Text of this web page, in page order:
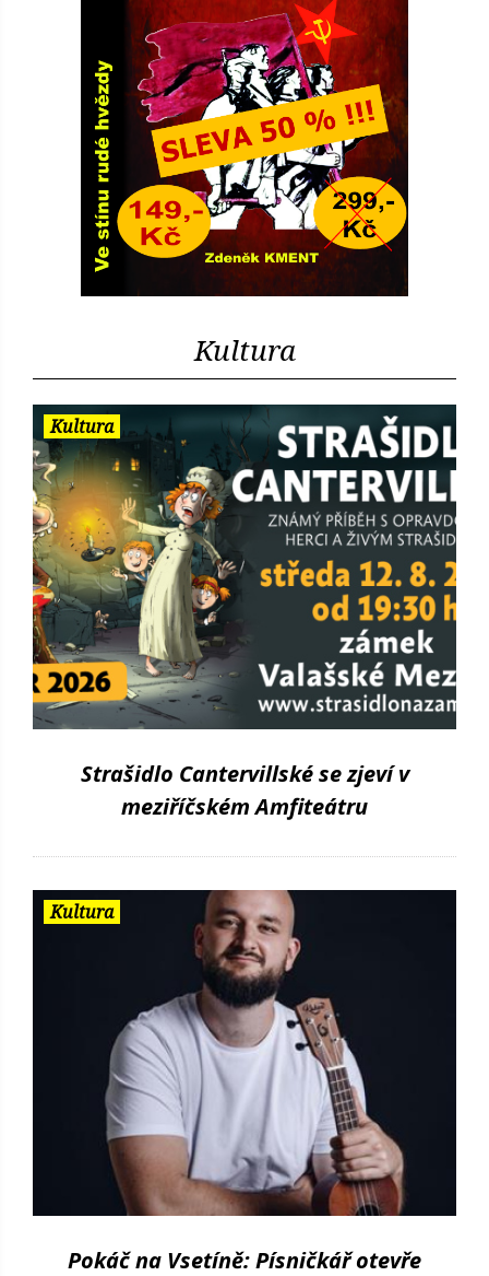
Kultura
Kultura
Strašidlo Cantervillské se zjeví v
meziříčském Amfiteátru
Kultura
Pokáč na Vsetíně: Písničkář otevře